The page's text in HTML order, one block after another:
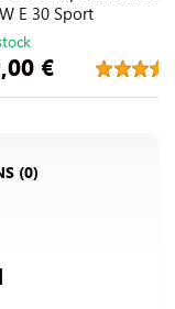
E 30 Sport
€
(0)